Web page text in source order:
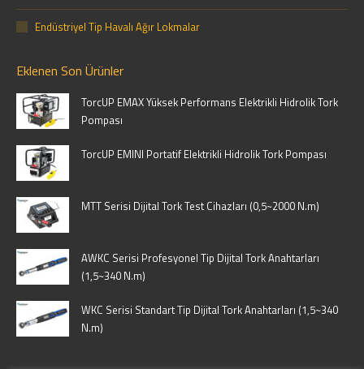
Endüstriyel Tip Havalı Ağır Lokmalar
Eklenen Son Ürünler
TorcUP EMAX Yüksek Performans Elektrikli Hidrolik Tork
Pompası
TorcUP EMINI Portatif Elektrikli Hidrolik Tork Pompası
MTT Serisi Dijital Tork Test Cihazları (0,5~2000 N.m)
AWKC Serisi Profesyonel Tip Dijital Tork Anahtarları
(1,5~340 N.m)
WKC Serisi Standart Tip Dijital Tork Anahtarları (1,5~340
N.m)